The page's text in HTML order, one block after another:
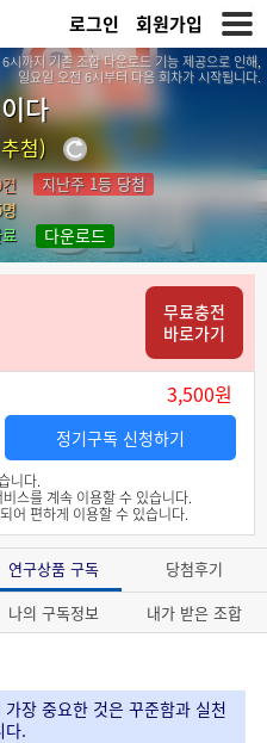
로그인 회원가입
다
첨)
지난주 1등 당첨
다운로드
시까지 기존 조합 다운로드 기능 제공으로 인해,
일요일 오전 6시부터 다음 회차가 시작됩니다.
무료충전
바로가기
3,500원
정기구독 신청하기
니다.
스를 계속 이용할 수 있습니다.
어 편하게 이용할 수 있습니다.
연구상품 구독
당첨후기
나의 구독정보 내가 받은 조합
장 중요한 것은 꾸준함과 실천
다.